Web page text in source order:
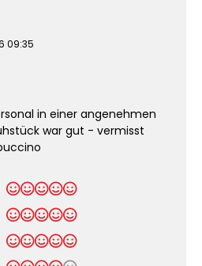
09:35
in einer angenehmen
war gut - vermisst